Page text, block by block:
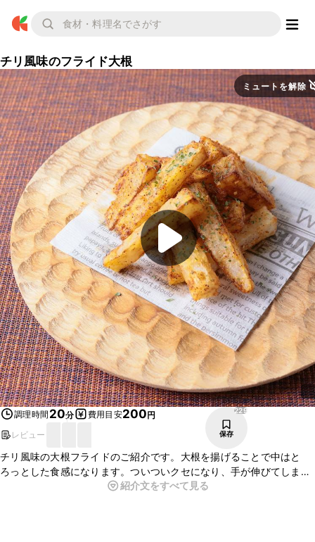
チリ風味のフライド大根
ミュートを解除
調理時間 20分 費用目安200円
レビュー
229
保存
チリ風味の大根フライドのご紹介です。大根を揚げることで中はと
ろっとした食感になります。ついついクセになり、手が伸びてしまう
一品です。チリペッパーのスパイシーな香りが食欲をそそります。お
紹介文をすべて見る